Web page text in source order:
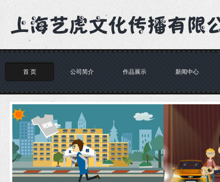
首 页 公司简介 作品展示 新闻中心